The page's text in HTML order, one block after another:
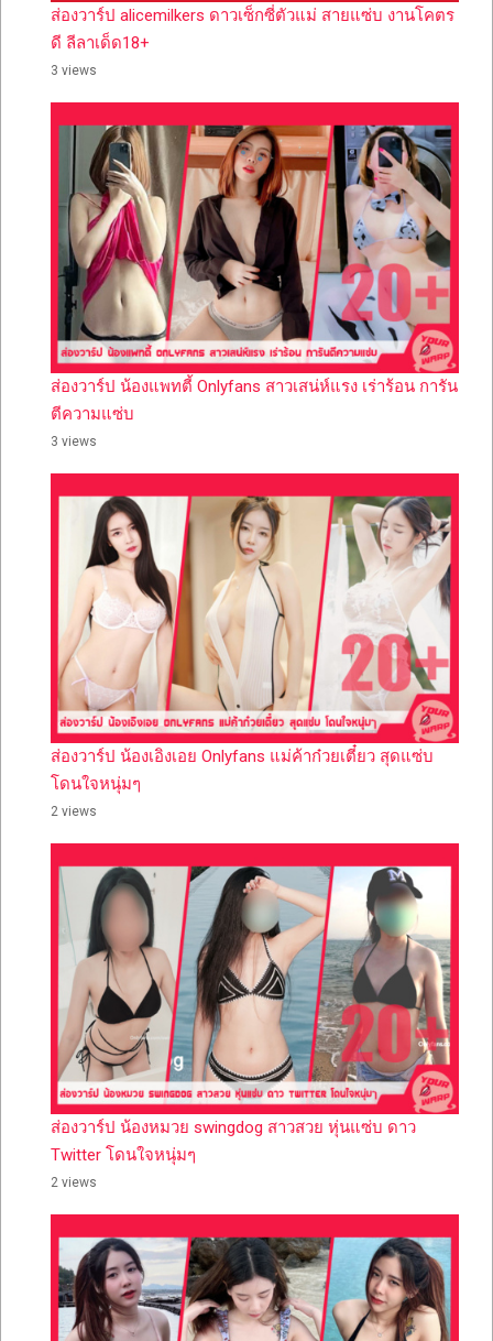
ส่องวาร์ป alicemilkers ดาวเซ็กซี่ตัวแม่ สายแซ่บ งานโคตร
ดี ลีลาเด็ด18+
3 views
ส่องวาร์ป น้องแพทตี้ Onlyfans สาวเสน่ห์แรง เร่าร้อน การัน
ตีความแซ่บ
3 views
ส่องวาร์ป น้องเอิงเอย Onlyfans แม่ค้าก๋วยเตี๋ยว สุดแซ่บ
โดนใจหนุ่มๆ
2 views
ส่องวาร์ป น้องหมวย swingdog สาวสวย หุ่นแซ่บ ดาว
Twitter โดนใจหนุ่มๆ
2 views